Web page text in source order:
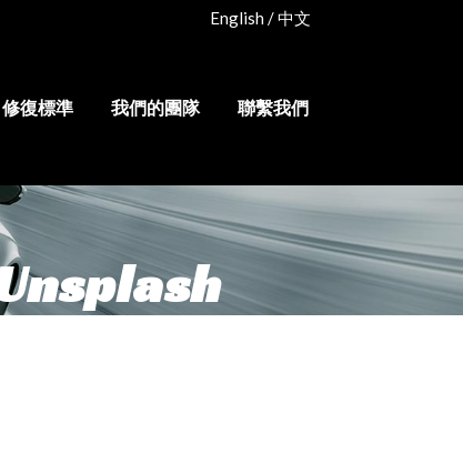
English/中文
修復標準 我們的團隊 聯繫我們